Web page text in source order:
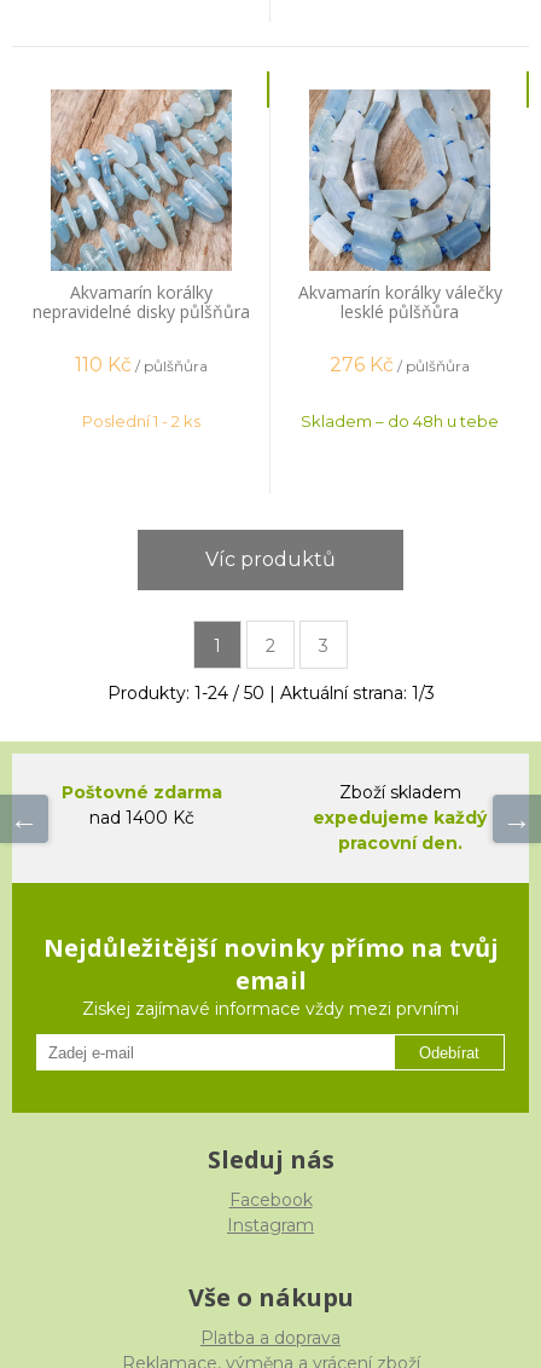
Akvamarín korálky
nepravidelné disky půlšňůra
110 Kč / půlšňůra
Poslední 1 - 2 ks
Akvamarín korálky válečky
lesklé půlšňůra
276 Kč / půlšňůra
Skladem – do 48h u tebe
Víc produktů
1 2 3
Produkty: 1-24/ 50 | Aktuální strana: 1/3
Poštovné zdarma
nad 1400 Kč
Zboží skladem
expedujeme každý
pracovní den.
Nejdůležitější novinky přímo na tvůj
email
Ziskej zajímavé informace vždy mezi prvními
Odebírat
Sleduj nás
Facebook
Instagram
Vše o nákupu
Platba a doprava
Reklamace, výměna a vrácení zboží